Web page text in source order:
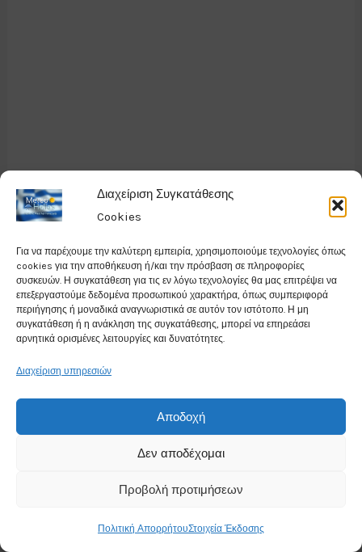
Διαχείριση Συγκατάθεσης
Cookies
Για να παρέχουμε την καλύτερη εμπειρία, χρησιμοποιούμε τεχνολογίες όπως
cookies για την αποθήκευση ή/και την πρόσβαση σε πληροφορίες
συσκευών. Η συγκατάθεση για τις εν λόγω τεχνολογίες θα μας επιτρέψει να
επεξεργαστούμε δεδομένα προσωπικού χαρακτήρα, όπως συμπεριφορά
περιήγησης ή μοναδικά αναγνωριστικά σε αυτόν τον ιστότοπο. Η μη
συγκατάθεση ή η ανάκληση της συγκατάθεσης, μπορεί να επηρεάσει
αρνητικά ορισμένες λειτουργίες και δυνατότητες.
Διαχείριση υπηρεσιών
Αποδοχή
Δεν αποδέχομαι
Προβολή προτιμήσεων
Πολιτική ΑπορρήτουΣτοιχεία Έκδοσης
Total Website Visits: 4002366